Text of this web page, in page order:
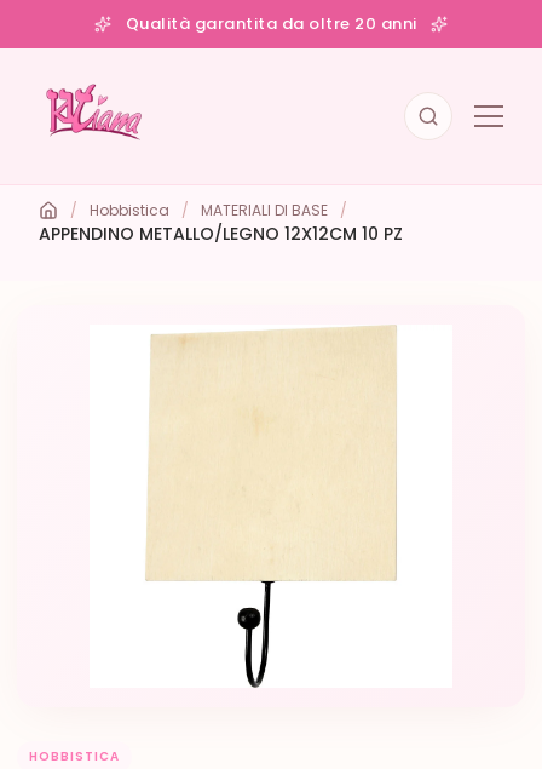
Qualità garantita da oltre 20 anni
/ Hobbistica / MATERIALI DI BASE /
APPENDINO METALLO/LEGNO 12X12CM 10 PZ
HOBBISTICA